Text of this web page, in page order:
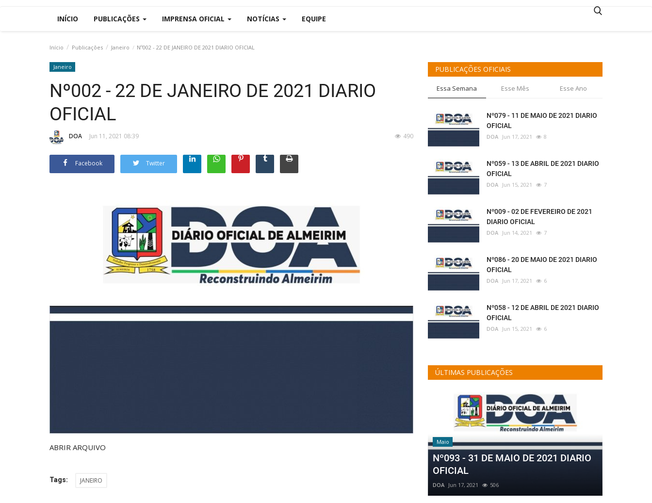
INÍCIO PUBLICAÇÕES IMPRENSA OFICIAL NOTÍCIAS EQUIPE
Início Publicações Janeiro Nº002 - 22 DE JANEIRO DE 2021 DIARIO OFICIAL
Janeiro
Nº002 - 22 DE JANEIRO DE 2021 DIARIO
OFICIAL
DOA Jun 11, 2021 08:39 490
Facebook Twitter
ABRIR ARQUIVO
Tags: JANEIRO
PUBLICAÇÕES OFICIAIS
Essa Semana Esse Mês Esse Ano
Nº079 - 11 DE MAIO DE 2021 DIARIO
OFICIAL
DOA Jun 17, 2021 8
Nº059 - 13 DE ABRIL DE 2021 DIARIO
OFICIAL
DOA Jun 15, 2021 7
Nº009 - 02 DE FEVEREIRO DE 2021
DIARIO OFICIAL
DOA Jun 14, 2021 7
Nº086 - 20 DE MAIO DE 2021 DIARIO
OFICIAL
DOA Jun 17, 2021 6
Nº058 - 12 DE ABRIL DE 2021 DIARIO
OFICIAL
DOA Jun 15, 2021 6
ÚLTIMAS PUBLICAÇÕES
Maio
Nº093 - 31 DE MAIO DE 2021 DIARIO
OFICIAL
DOA Jun 17, 2021 506